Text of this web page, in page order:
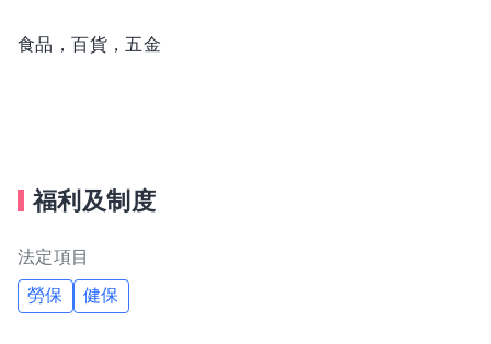
食品，百貨，五金
福利及制度
法定項目
勞保 健保